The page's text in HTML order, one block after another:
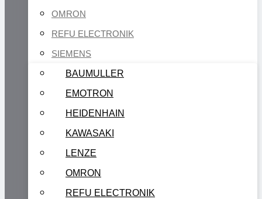
OMRON
REFU ELECTRONIK
SIEMENS
BAUMULLER
EMOTRON
HEIDENHAIN
KAWASAKI
LENZE
OMRON
REFU ELECTRONIK